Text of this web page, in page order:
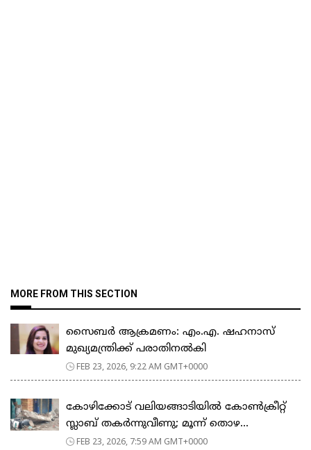
MORE FROM THIS SECTION
സൈബർ ആക്രമണം: എം.എ. ഷഹനാസ്
മുഖ്യമന്ത്രിക്ക് പരാതിനൽകി
FEB 23, 2026, 9:22 AM GMT+0000
കോഴിക്കോട് വലിയങ്ങാടിയിൽ കോൺക്രീറ്റ്
സ്ലാബ് തകർന്നുവീണു; മൂന്ന് തൊഴ...
FEB 23, 2026, 7:59 AM GMT+0000